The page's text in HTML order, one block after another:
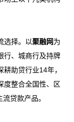
选择。以聚融网为
行、城商行及持牌
助贷行业14年，
度整合全国性、区
贷款产品。